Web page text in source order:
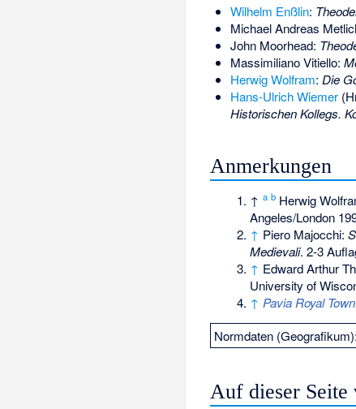
Wilhelm Enßlin:
Michael Andreas
John Moorhead:
Massimiliano Vitiello:
Herwig Wolfram: Die
Hans-Ulrich Wiemer
Historischen Kollegs.
Anmerkungen
↑ a b Herwig
Angeles/London
↑ Piero Majocchi:
Medievali. 2-3
↑ Edward Arthur
University of
↑ Pavia Royal
Normdaten
Auf dieser Seite